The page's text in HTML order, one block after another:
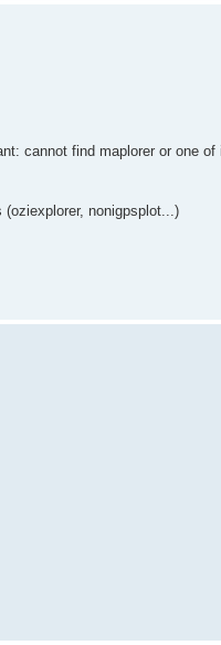
cannot find maplorer or one
nonigpsplot...)